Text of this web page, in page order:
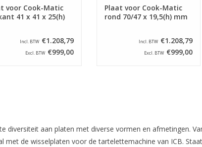
voor Cook-Matic
41 x 41 x 25(h)
Incl. BTW €1.208,79
Excl. BTW €999,00
Plaat voor Cook-Matic
rond 70/47 x 19,5(h) mm
Incl. BTW €1.208,79
Excl. BTW €999,00
diversiteit aan platen met diverse vormen en afmetingen.
de wisselplaten voor de tartelettemachine van ICB.